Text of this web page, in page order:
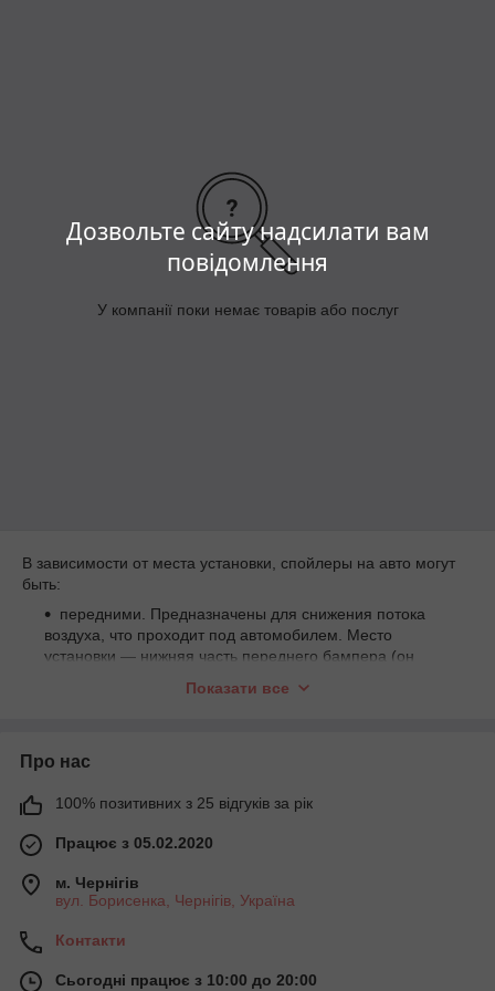
Дозвольте сайту надсилати вам
повідомлення
У компанії поки немає товарів або послуг
В зависимости от места установки, спойлеры на авто могут
быть:
передними. Предназначены для снижения потока
воздуха, что проходит под автомобилем. Место
установки — нижняя часть переднего бампера (он
спойлер также призван охлаждать колодки, барабаны,
Необходимы для установки на машины с задним
дорожным полотном, обеспечивает воздействие на ось
прижимной аэродинамической силы;
на передній і задній бампер;
елементами кузова).
Показати все
Про нас
100% позитивних з 25 відгуків за рік
Працює з 05.02.2020
м. Чернігів
вул. Борисенка, Чернігів, Україна
Контакти
Сьогодні працює з 10:00 до 20:00